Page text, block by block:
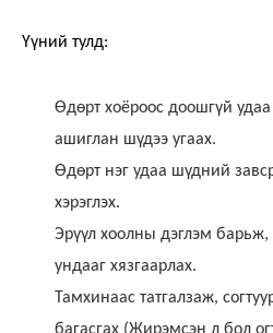
Үүний тулд:
Өдөрт хоёроос доошгүй
ашиглан шүдээ угаах.
Өдөрт нэг удаа шүдний
хэрэглэх.
Эрүүл хоолны дэглэм барьж,
ундааг хязгаарлах.
Тамхинаас татгалзаж,